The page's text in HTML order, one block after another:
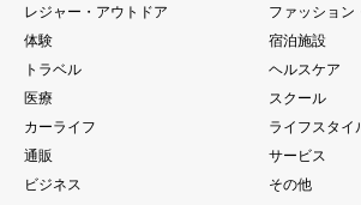
レジャー・アウトドア
ファッション
体験
宿泊施設
トラベル
ヘルスケア
医療
スクール
カーライフ
ライフスタイ
通販
サービス
ビジネス
その他